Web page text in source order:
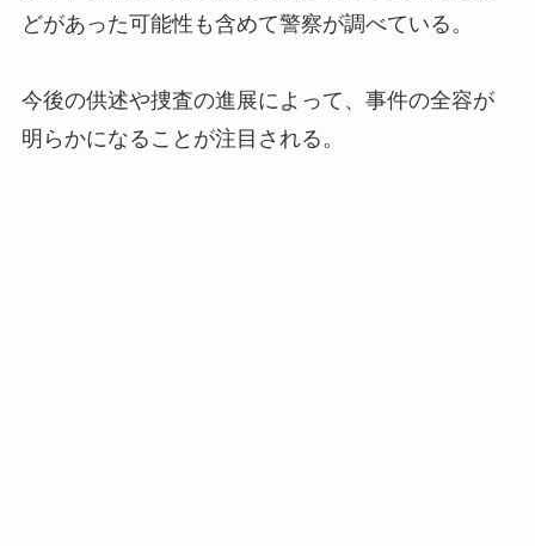
どがあった可能性も含めて警察が調べている。
今後の供述や捜査の進展によって、事件の全容が
明らかになることが注目される。